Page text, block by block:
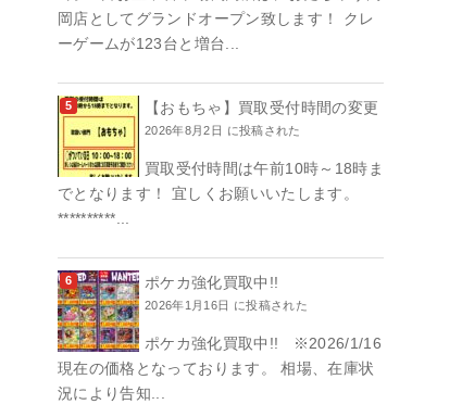
岡店としてグランドオープン致します！ クレ
ーゲームが123台と増台...
【おもちゃ】買取受付時間の変更
2026年8月2日 に投稿された
買取受付時間は午前10時～18時ま
でとなります！ 宜しくお願いいたします。
**********...
ポケカ強化買取中!!
2026年1月16日 に投稿された
ポケカ強化買取中!! ※2026/1/16
現在の価格となっております。 相場、在庫状
況により告知...